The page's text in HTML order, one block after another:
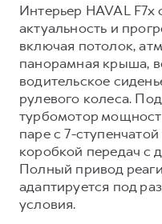
Интерьер HAVAL F7x
актуальность и
включая потолок,
панорамная крыша,
водительское
рулевого колеса.
турбомотор
паре с 7-
коробкой передач с
Полный привод
адаптируется под
условия.